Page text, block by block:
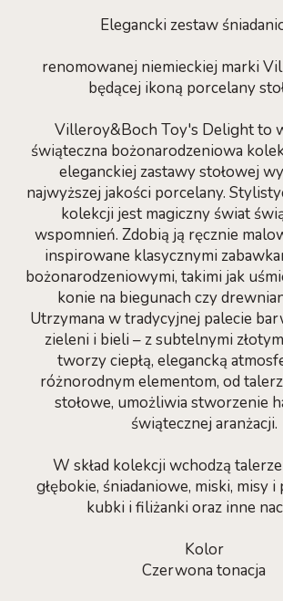
Elegancki zestaw
renomowanej niemieckiej marki
będącej ikoną porcelany
Villeroy&Boch Toy's Delight to
świąteczna bożonarodzeniowa
eleganckiej zastawy stołowej
najwyższej jakości porcelany.
kolekcji jest magiczny świat
wspomnień. Zdobią ją ręcznie
inspirowane klasycznymi
bożonarodzeniowymi, takimi jak
konie na biegunach czy
Utrzymana w tradycyjnej palecie
zieleni i bieli – z subtelnymi
tworzy ciepłą, elegancką
różnorodnym elementom, od
stołowe, umożliwia stworzenie
świątecznej aranżacji.
W skład kolekcji wchodzą
głębokie, śniadaniowe, miski, misy i
kubki i filiżanki oraz inne
Kolor
Czerwona tonacja